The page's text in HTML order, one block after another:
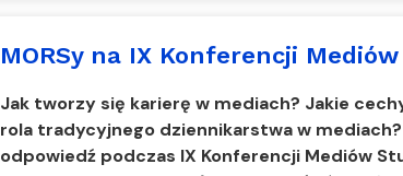
MORSy na IX Konferencji
Jak tworzy się karierę w mediach? Jakie
rola tradycyjnego dziennikarstwa w
odpowiedź podczas IX Konferencji Mediów